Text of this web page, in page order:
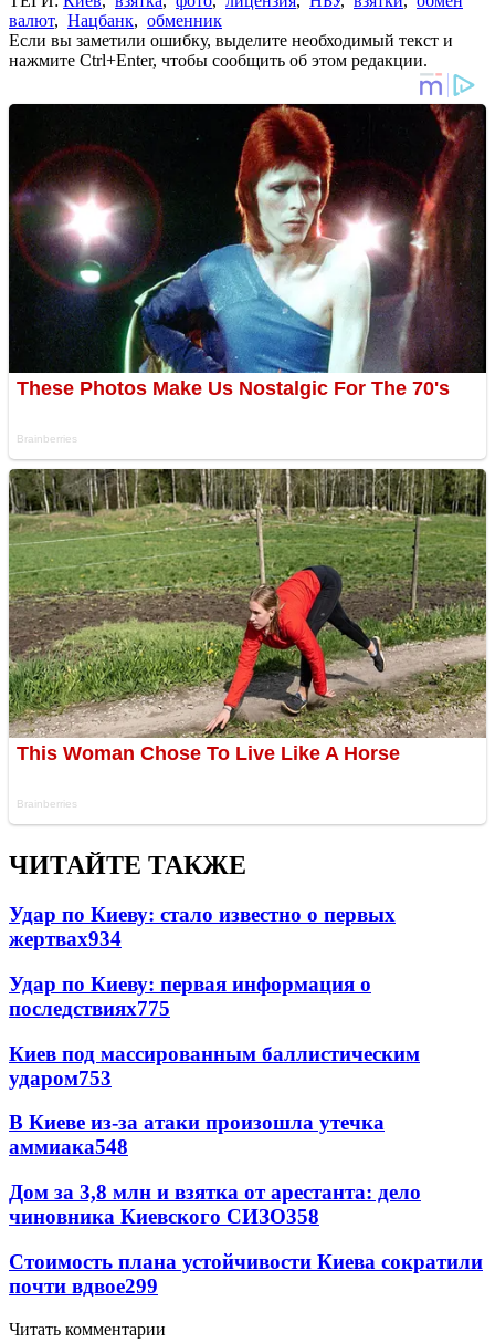
валют, Нацбанк, обменник
Если вы заметили ошибку, выделите необходимый текст и
нажмите Ctrl+Enter, чтобы сообщить об этом редакции.
ЧИТАЙТЕ ТАКЖЕ
Удар по Киеву: стало известно о первых
жертвах934
Удар по Киеву: первая информация о
последствиях775
Киев под массированным баллистическим
ударом753
В Киеве из-за атаки произошла утечка
аммиака548
Дом за 3,8 млн и взятка от арестанта: дело
чиновника Киевского СИЗО358
Стоимость плана устойчивости Киева сократили
почти вдвое299
Читать комментарии